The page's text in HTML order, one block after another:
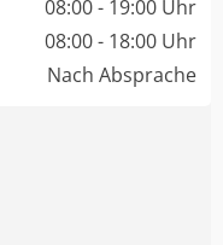
08:00 - 19:00 Uhr
08:00 - 18:00 Uhr
Nach Absprache